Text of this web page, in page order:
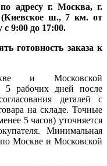
адресу г. Москва, г.
ш., 7 км. от
9:00 до 17:00.
готовность заказа к
и Московской
5 рабочих дней после
деталей с
на складе. Точные
5 часов) уточняется
Минимальная
по Москве и Московской